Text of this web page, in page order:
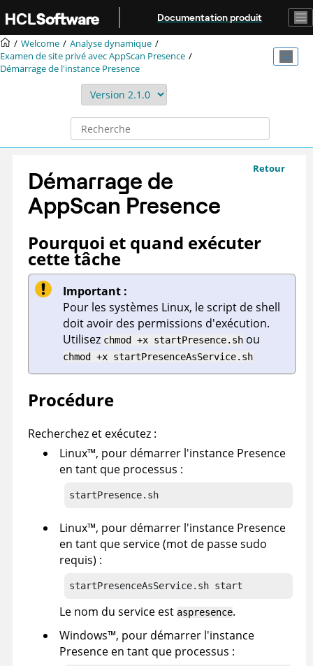
Aller au contenu principal
Documentation produit
Welcome
Analyse dynamique
Examen de site privé avecAppScan Presence
Démarrage de l'instance Presence
Retour
Démarrage de
AppScan Presence
Pourquoi et quand exécuter
cette tâche
Important :
Pour les systèmes Linux, le script de shell
doit avoir des permissions d'exécution.
Utilisez chmod +x startPresence.sh ou
chmod +x startPresenceAsService.sh
Procédure
Recherchez et exécutez :
Linux™, pour démarrer l'instance Presence
en tant que processus :
startPresence.sh
Linux™, pour démarrer l'instance Presence
en tant que service (mot de passe sudo
requis) :
startPresenceAsService.sh start
Le nom du service est aspresence.
Windows™, pour démarrer l'instance
Presence en tant que processus :